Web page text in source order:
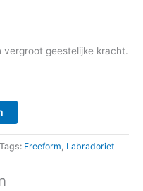
vergroot geestelijke kracht.
Tags: Freeform Labradoriet